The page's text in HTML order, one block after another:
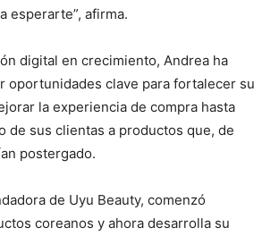
esperarte”, afirma.
digital en crecimiento, Andrea ha
oportunidades clave para fortalecer su
la experiencia de compra hasta
de sus clientas a productos que, de
postergado.
de Uyu Beauty, comenzó
coreanos y ahora desarrolla su